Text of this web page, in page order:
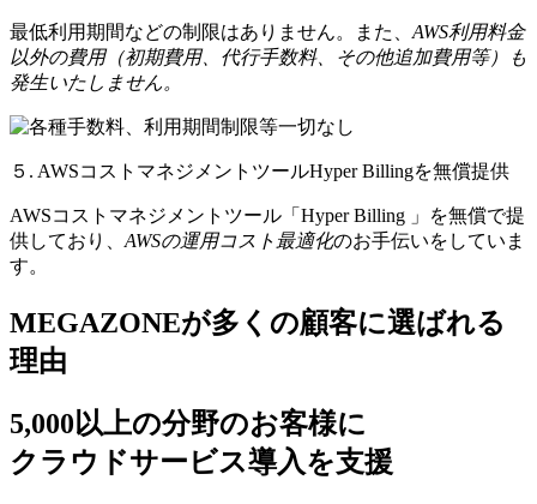
最低利用期間などの制限はありません。また、 AWS利用料金
以外の費用（初期費用、代行手数料、その他追加費用等）も
発生いたしません。
５. AWSコストマネジメントツールHyper Billingを無償提供
AWSコストマネジメントツール「Hyper Billing 」を無償で提
供しており、 AWSの運⽤コスト最適化のお⼿伝いをしていま
す。
MEGAZONEが多くの顧客に選ばれる
理由
5,000以上の分野のお客様に
クラウドサービス導入を支援